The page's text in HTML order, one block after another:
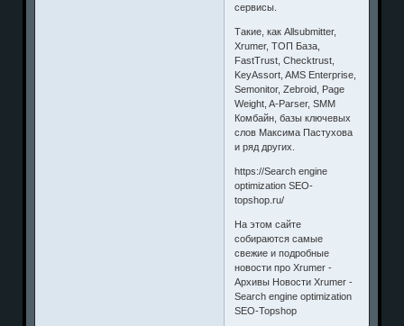
сервисы.
Такие, как Allsubmitter,
Xrumer, ТОП База,
FastTrust, Checktrust,
KeyAssort, AMS Enterprise,
Semonitor, Zebroid, Page
Weight, A-Parser, SMM
Комбайн, базы ключевых
слов Максима Пастухова
и ряд других.
https://Search engine
optimization SEO-
topshop.ru/
На этом сайте
собираются самые
свежие и подробные
новости про Xrumer -
Архивы Новости Xrumer -
Search engine optimization
SEO-Topshop